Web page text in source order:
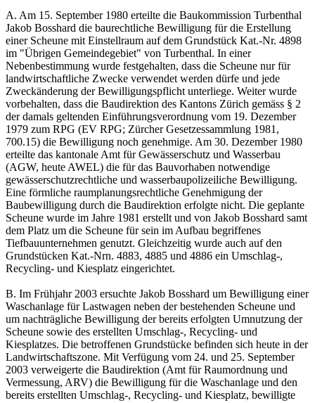
A. Am 15. September 1980 erteilte die Baukommission Turbenthal
Jakob Bosshard die baurechtliche Bewilligung für die Erstellung
einer Scheune mit Einstellraum auf dem Grundstück Kat.-Nr. 4898
im "Übrigen Gemeindegebiet" von Turbenthal. In einer
Nebenbestimmung wurde festgehalten, dass die Scheune nur für
landwirtschaftliche Zwecke verwendet werden dürfe und jede
Zweckänderung der Bewilligungspflicht unterliege. Weiter wurde
vorbehalten, dass die Baudirektion des Kantons Zürich gemäss § 2
der damals geltenden Einführungsverordnung vom 19. Dezember
1979 zum RPG (EV RPG; Zürcher Gesetzessammlung 1981,
700.15) die Bewilligung noch genehmige. Am 30. Dezember 1980
erteilte das kantonale Amt für Gewässerschutz und Wasserbau
(AGW, heute AWEL) die für das Bauvorhaben notwendige
gewässerschutzrechtliche und wasserbaupolizeiliche Bewilligung.
Eine förmliche raumplanungsrechtliche Genehmigung der
Baubewilligung durch die Baudirektion erfolgte nicht. Die geplante
Scheune wurde im Jahre 1981 erstellt und von Jakob Bosshard samt
dem Platz um die Scheune für sein im Aufbau begriffenes
Tiefbauunternehmen genutzt. Gleichzeitig wurde auch auf den
Grundstücken Kat.-Nrn. 4883, 4885 und 4886 ein Umschlag-,
Recycling- und Kiesplatz eingerichtet.
B. Im Frühjahr 2003 ersuchte Jakob Bosshard um Bewilligung einer
Waschanlage für Lastwagen neben der bestehenden Scheune und
um nachträgliche Bewilligung der bereits erfolgten Umnutzung der
Scheune sowie des erstellten Umschlag-, Recycling- und
Kiesplatzes. Die betroffenen Grundstücke befinden sich heute in der
Landwirtschaftszone. Mit Verfügung vom 24. und 25. September
2003 verweigerte die Baudirektion (Amt für Raumordnung und
Vermessung, ARV) die Bewilligung für die Waschanlage und den
bereits erstellten Umschlag-, Recycling- und Kiesplatz, bewilligte